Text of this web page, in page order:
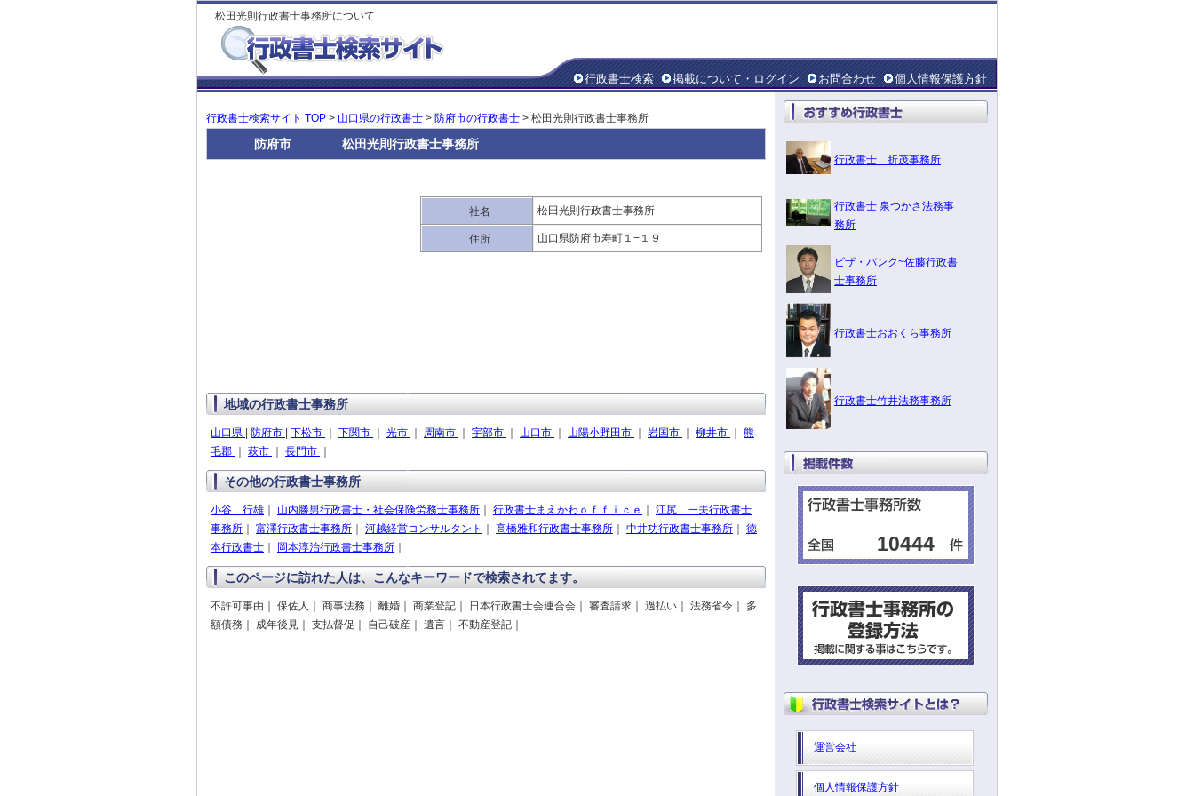
松田光則行政書士事務所について
行政書士検索 掲載について・ログイン お問合わせ 個人情報保護方針
行政書士検索サイト TOP > 山口県の行政書士 > 防府市の行政書士 > 松田光則行政書士事務所
防府市 松田光則行政書士事務所
社名 松田光則行政書士事務所
住所 山口県防府市寿町１−１９
地域の行政書士事務所
山口県 防府市 下松市 下関市 光市 周南市 宇部市 山口市 山陽小野田市 岩国市 柳井市
熊
毛郡
萩市 長門市
その他の行政書士事務所
小谷 行雄 山内勝男行政書士・社会保険労務士事務所 行政書士まえかわｏｆｆｉｃｅ
江尻 一夫行政書士
事務所
富澤行政書士事務所 河越経営コンサルタント 高橋雅和行政書士事務所 中井功行政書士事務所
徳
本行政書士
岡本淳治行政書士事務所
このページに訪れた人は、こんなキーワードで検索されてます。
不許可事由｜ 保佐人｜ 商事法務｜ 離婚｜ 商業登記｜ 日本行政書士会連合会｜ 審査請求｜ 過払い｜ 法務省令｜ 多
額債務｜ 成年後見｜ 支払督促｜ 自己破産｜ 遺言｜ 不動産登記｜
行政書士 折茂事務所
行政書士 泉つかさ法務事
務所
ビザ・バンク~佐藤行政書
士事務所
行政書士おおくら事務所
行政書士竹井法務事務所
10444
運営会社
個人情報保護方針